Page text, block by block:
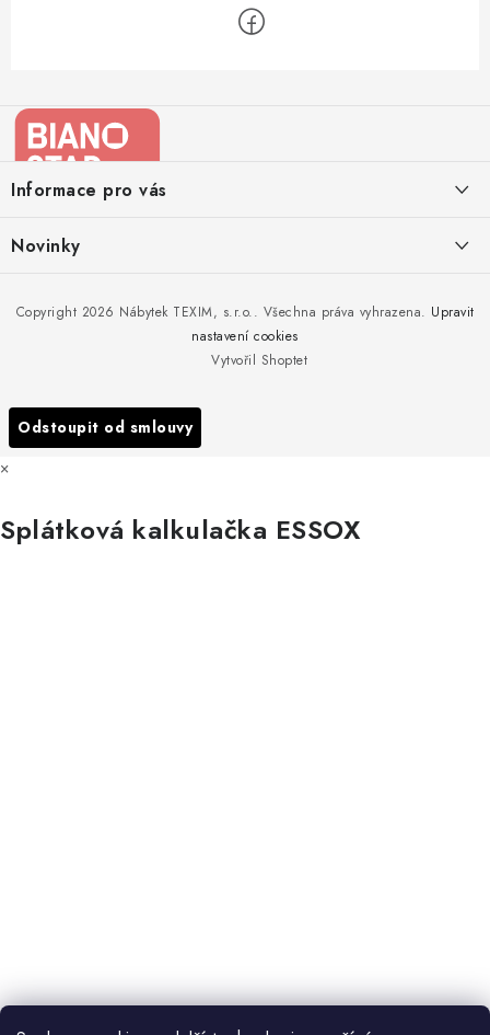
aInformace pro vás
Kontakty
Doprava nábytku k Vám
Reklamace
Nákup na splátky ESSOX
Novinky
to!
Nakupujte zahradní nábytek i v zimě
Podzimní očista a úklid zahradního nábytku
Vytvořil Shoptet
Copyright 2026 Nábytek TEXIM, s.r.o.. Všechna práva vyhrazena. Upravit
nastavení cookies
Odstoupit od smlouvy
×
Splátková kalkulačka ESSOX